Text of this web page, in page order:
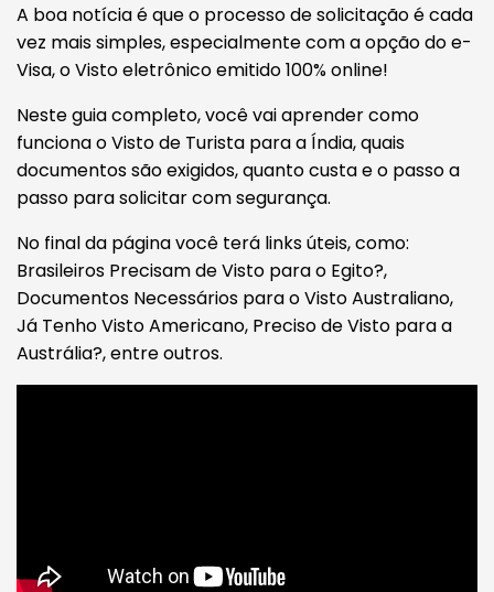
A boa notícia é que o processo de solicitação é cada
vez mais simples, especialmente com a opção do e-
Visa, o Visto eletrônico emitido 100% online!
Neste guia completo, você vai aprender como
funciona o Visto de Turista para a Índia, quais
documentos são exigidos, quanto custa e o passo a
passo para solicitar com segurança.
No final da página você terá links úteis, como:
Brasileiros Precisam de Visto para o Egito?,
Documentos Necessários para o Visto Australiano,
Já Tenho Visto Americano, Preciso de Visto para a
Austrália?, entre outros.